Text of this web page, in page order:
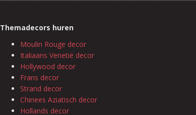
Themadecors huren
Moulin Rouge decor
Italiaans Venetië decor
Hollywood decor
Frans decor
Strand decor
Chinees Aziatisch decor
Hollands decor